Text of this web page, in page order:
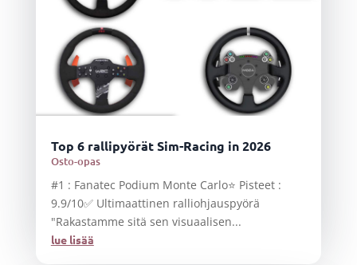
Top 6 rallipyörät Sim-Racing in 2026
Osto-opas
#1 : Fanatec Podium Monte Carlo⭐ Pisteet :
9.9/10✅ Ultimaattinen ralliohjauspyörä
"Rakastamme sitä sen visuaalisen...
lue lisää